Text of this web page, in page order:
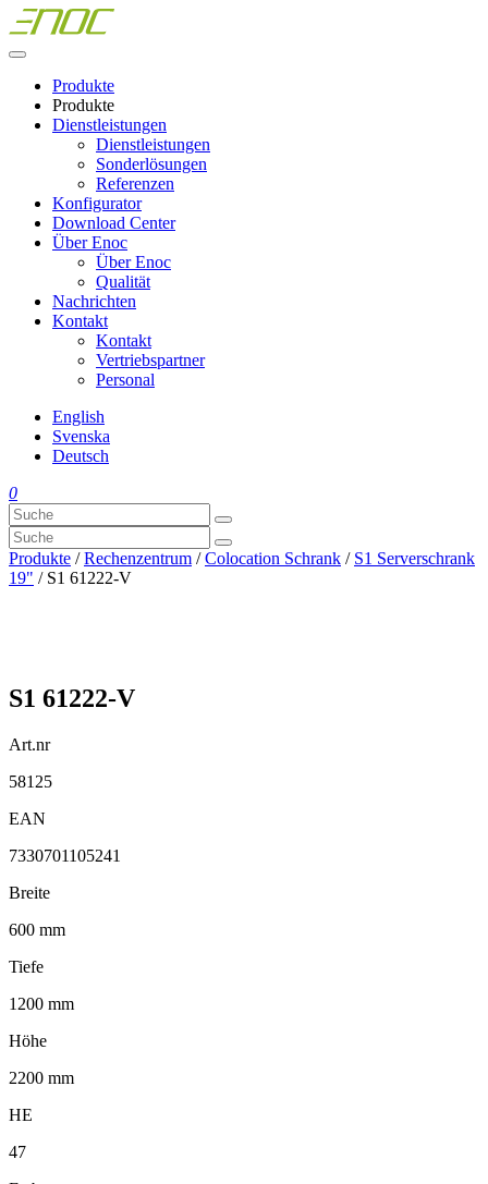
Skip
to
content
Produkte
Produkte
Dienstleistungen
Dienstleistungen
Sonderlösungen
Referenzen
Konfigurator
Download Center
Über Enoc
Über Enoc
Qualität
Nachrichten
Kontakt
Kontakt
Vertriebspartner
Personal
English
Svenska
Deutsch
0
Produkte /Rechenzentrum /Colocation Schrank / S1 Serverschrank
19" / S1 61222-V
S1 61222-V
Art.nr
58125
EAN
7330701105241
Breite
600 mm
Tiefe
1200 mm
Höhe
2200 mm
HE
47